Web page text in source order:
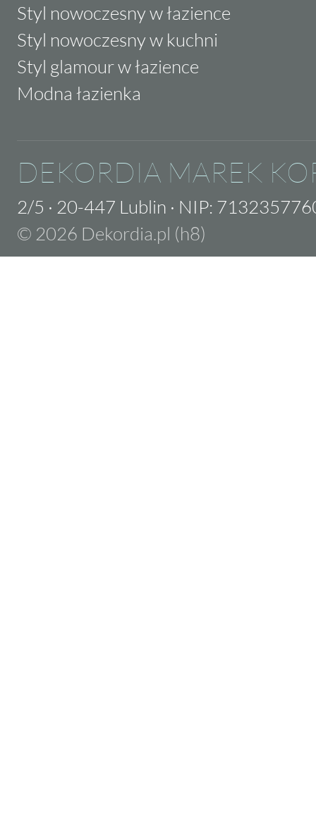
Styl nowoczesny w łazience
Styl nowoczesny w kuchni
Styl glamour w łazience
Modna łazienka
DEKORDIA MAREK
2/5 · 20-447 Lublin · NIP:
© 2026 Dekordia.pl (h8)